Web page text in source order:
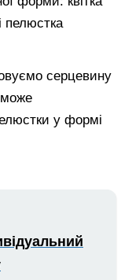
пелюстка
серцевину
може
у формі